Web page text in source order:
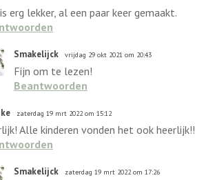
erg lekker, al een paar keer gemaakt.
Smakelijck vrijdag 29 okt 2021 om 20:43
Fijn om te lezen!
Beantwoorden
zaterdag 19 mrt 2022 om 15:12
Alle kinderen vonden het ook heerlijk!!
Smakelijck zaterdag 19 mrt 2022 om 17:26